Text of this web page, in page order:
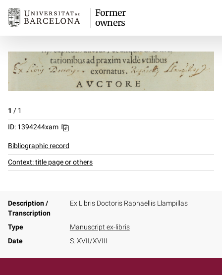
Former
owners
1 / 1
ID: 1394244xam
Bibliographic record
Context: title page or others
Description /
Transcription
Ex Libris Doctoris Raphaellis Llampillas
Type
Manuscript ex-libris
Date
S. XVII/XVIII